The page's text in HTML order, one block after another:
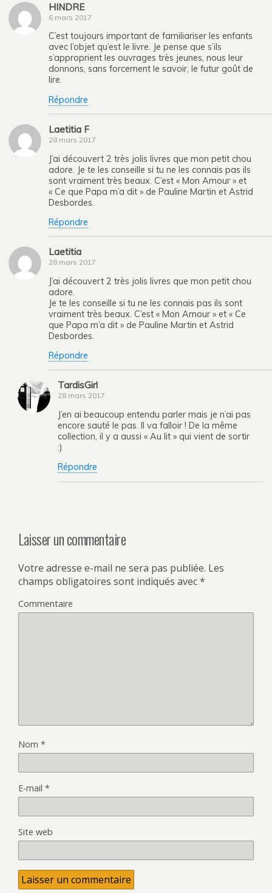
HINDRE
6 mars 2017
C’est toujours important de familiariser les enfants
avec l’objet qu’est le livre. Je pense que s’ils
s’approprient les ouvrages très jeunes, nous leur
donnons, sans forcement le savoir, le futur goût de
lire.
Répondre
Laetitia F
28 mars 2017
J’ai découvert 2 très jolis livres que mon petit chou
adore. Je te les conseille si tu ne les connais pas ils
sont vraiment très beaux. C’est « Mon Amour » et
« Ce que Papa m’a dit » de Pauline Martin et Astrid
Desbordes.
Répondre
Laetitia
28 mars 2017
J’ai découvert 2 très jolis livres que mon petit chou
adore.
Je te les conseille si tu ne les connais pas ils sont
vraiment très beaux. C’est « Mon Amour » et « Ce
que Papa m’a dit » de Pauline Martin et Astrid
Desbordes.
Répondre
TardisGirl
28 mars 2017
J’en ai beaucoup entendu parler mais je n’ai pas
encore sauté le pas. Il va falloir ! De la même
collection, il y a aussi « Au lit » qui vient de sortir
:)
Répondre
Laisser un commentaire
Votre adresse e-mail ne sera pas publiée. Les
champs obligatoires sont indiqués avec*
Commentaire
Nom *
E-mail *
Site web